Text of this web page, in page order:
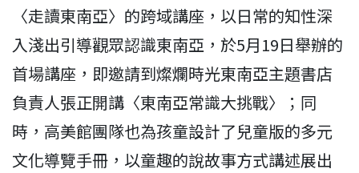
〈走讀東南亞〉的跨域講座，以日常的知性深
入淺出引導觀眾認識東南亞，於5月19日舉辦的
首場講座，即邀請到燦爛時光東南亞主題書店
負責人張正開講〈東南亞常識大挑戰〉；同
時，高美館團隊也為孩童設計了兒童版的多元
文化導覽手冊，以童趣的說故事方式講述展出